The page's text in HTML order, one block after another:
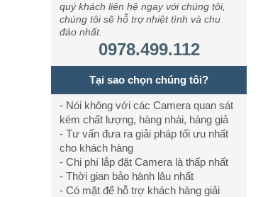
quý khách liên hệ ngay với chúng tôi,
chúng tôi sẽ hỗ trợ nhiệt tình và chu
đáo nhất.
0978.499.112
Tại sao chọn chúng tôi?
- Nói không với các Camera quan sát
kém chất lượng, hàng nhái, hàng giả
- Tư vấn đưa ra giải pháp tối ưu nhất
cho khách hàng
- Chi phí lắp đặt Camera là thấp nhất
- Thời gian bảo hành lâu nhất
- Có mặt để hỗ trợ khách hàng giải